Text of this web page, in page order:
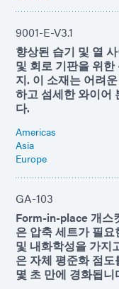
9001-E-V3.1
향상된 습기 및 열
및 회로 기판을 위
지. 이 소재는 어려
하고 섬세한 와이어
다.
Americas
Asia
Europe
GA-103
Form-in-place 개스
은 압축 세트가 필
및 내화학성을 가지
은 자체 평준화 점
몇 초 만에 경화됩니